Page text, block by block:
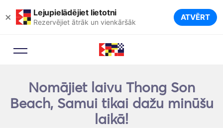
× Lejupielādējiet lietotni
Rezervējiet ātrāk un vienkāršāk ATVĒRT
Nomājiet laivu Thong Son
Beach, Samui tikai dažu minūšu
laikā!